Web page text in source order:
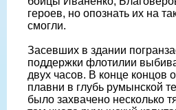
героев, но опознать их на
смогли.
Засевших в здании
поддержки флотилии
двух часов. В конце концов
плавни в глубь румынской
было захвачено несколько